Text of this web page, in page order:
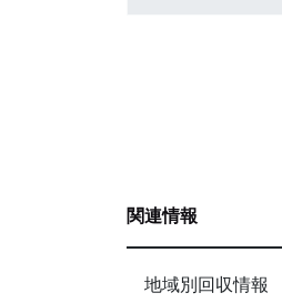
関連情報
地域別回収情報